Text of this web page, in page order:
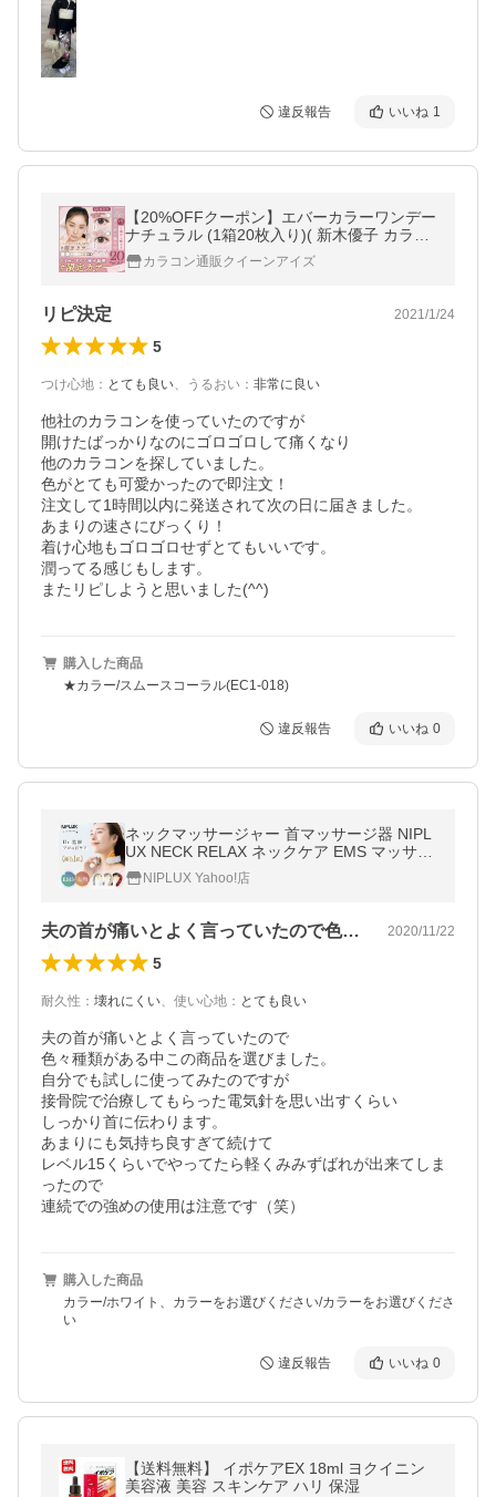
違反報告 いいね 1
【20%OFFクーポン】エバーカラーワンデー
ナチュラル (1箱20枚入り)( 新木優子 カラコ
ン ワンデー エバーカラー 人気 1day 度あり
度付き 度なし 爆買 )
カラコン通販クイーンアイズ
リピ決定 2021/1/24
5
つけ心地 ： とても良い、 うるおい ： 非常に良い
他社のカラコンを使っていたのですが
開けたばっかりなのにゴロゴロして痛くなり
他のカラコンを探していました。
色がとても可愛かったので即注文！
注文して1時間以内に発送されて次の日に届きました。
あまりの速さにびっくり！
着け心地もゴロゴロせずとてもいいです。
潤ってる感じもします。
またリピしようと思いました(^^)
購入した商品
★カラー/スムースコーラル(EC1-018)
違反報告 いいね 0
ネックマッサージャー 首マッサージ器 NIPL
UX NECK RELAX ネックケア EMS マッサー
ジ器機 ネックリラックス 小型 軽量 肩 温熱
父の日 プレゼント ギフト
NIPLUX Yahoo!店
夫の首が痛いとよく言っていたので色々種… 2020/11/22
5
耐久性 ： 壊れにくい、 使い心地 ： とても良い
夫の首が痛いとよく言っていたので
色々種類がある中この商品を選びました。
自分でも試しに使ってみたのですが
接骨院で治療してもらった電気針を思い出すくらい
しっかり首に伝わります。
あまりにも気持ち良すぎて続けて
レベル15くらいでやってたら軽くみみずばれが出来てしま
ったので
連続での強めの使用は注意です（笑）
購入した商品
カラー/ホワイト、カラーをお選びください/カラーをお選びくださ
い
違反報告 いいね 0
【送料無料】 イポケアEX 18ml ヨクイニン
美容液 美容 スキンケア ハリ 保湿